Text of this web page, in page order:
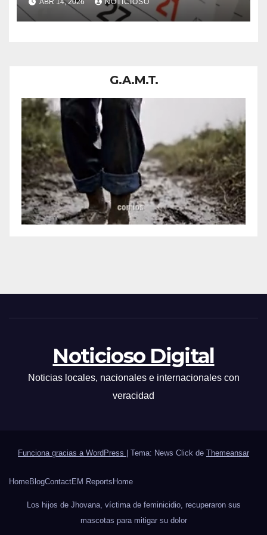
razón
ABR 14, 2026 NOTICIOSO
G.A.M.T.
Noticioso Digital
Noticias locales, nacionales e internacionales con
veracidad
Funciona gracias a WordPress | Tema: News Click de Themeansar
HomeBlogContactEM Reports Home
Los hijos de Jhovana, víctima de feminicidio, recuperaron sus
mascotas para mitigar su dolor